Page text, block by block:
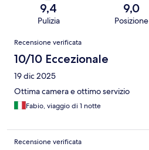
9,4
Pulizia
9,0
Posizione
Recensioni
Recensione verificata
10/10 Eccezionale
19 dic 2025
Ottima camera e ottimo servizio
Fabio, viaggio di 1 notte
Recensione verificata